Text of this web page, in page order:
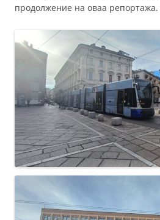
продолжение на оваа репортажа.